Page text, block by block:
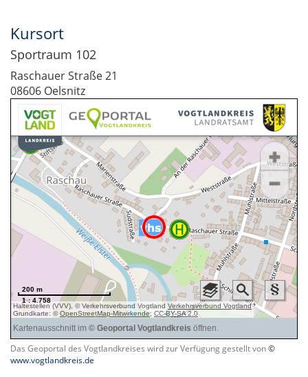
Kursort
Sportraum 102
Raschauer Straße 21
08606 Oelsnitz
Das Geoportal des Vogtlandkreises wird zur Verfügung gestellt von©
www.vogtlandkreis.de